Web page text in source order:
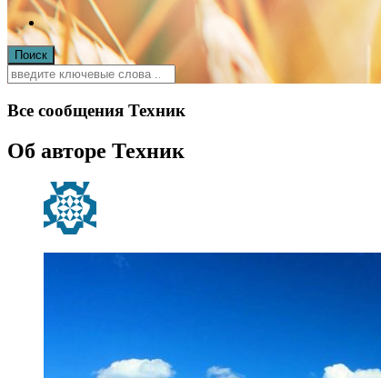
Все сообщения Техник
Об авторе Техник